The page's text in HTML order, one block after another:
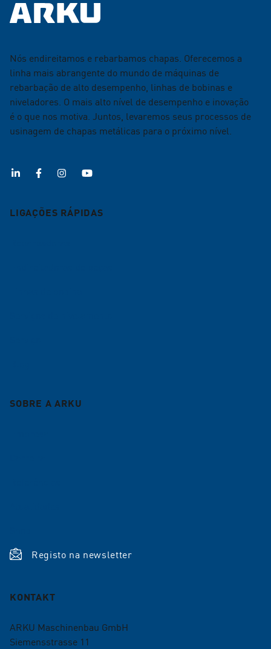
Nós endireitamos e rebarbamos chapas. Oferecemos a
linha mais abrangente do mundo de máquinas de
rebarbação de alto desempenho, linhas de bobinas e
niveladores. O mais alto nível de desempenho e inovação
é o que nos motiva. Juntos, levaremos seus processos de
usinagem de chapas metálicas para o próximo nível.
LIGAÇÕES RÁPIDAS
SOBRE A ARKU
Registo na newsletter
KONTAKT
ARKU Maschinenbau GmbH
Siemensstrasse 11